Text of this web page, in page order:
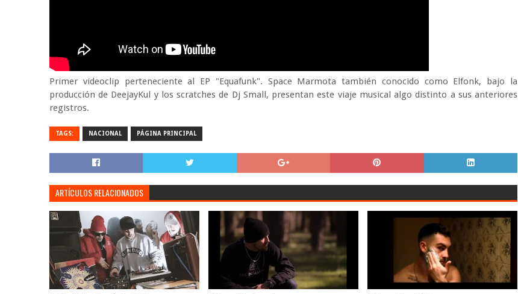
Primer videoclip perteneciente al EP "Equafunk". Space Marmota también conocido como Elfonk, bajo la
producción de DeejayKul y los scratches de Dj Small, presentan este viaje musical algo distinto a sus anteriores
registros.
TAGS: NACIONAL PÁGINA PRINCIPAL
ARTÍCULOS RELACIONADOS